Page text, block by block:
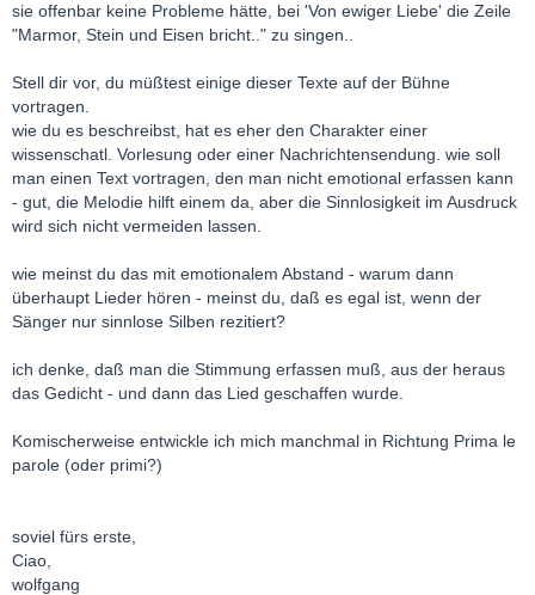
sie offenbar keine Probleme hätte, bei 'Von ewiger Liebe' die Zeile
"Marmor, Stein und Eisen bricht.." zu singen..
Stell dir vor, du müßtest einige dieser Texte auf der Bühne
vortragen.
wie du es beschreibst, hat es eher den Charakter einer
wissenschatl. Vorlesung oder einer Nachrichtensendung. wie soll
man einen Text vortragen, den man nicht emotional erfassen kann
- gut, die Melodie hilft einem da, aber die Sinnlosigkeit im Ausdruck
wird sich nicht vermeiden lassen.
wie meinst du das mit emotionalem Abstand - warum dann
überhaupt Lieder hören - meinst du, daß es egal ist, wenn der
Sänger nur sinnlose Silben rezitiert?
ich denke, daß man die Stimmung erfassen muß, aus der heraus
das Gedicht - und dann das Lied geschaffen wurde.
Komischerweise entwickle ich mich manchmal in Richtung Prima le
parole (oder primi?)
soviel fürs erste,
Ciao,
wolfgang